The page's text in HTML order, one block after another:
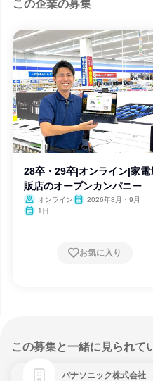
この企業の募集
28卒・29卒|オンライン|家電
販店のオープンカンパニー
オンライン
2026年8月・9月
1日
お気に入り
この募集と一緒に見られて
パナソニック株式会社